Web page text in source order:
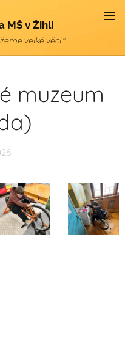
MŠ v Žihli
velké věci."
muzeum